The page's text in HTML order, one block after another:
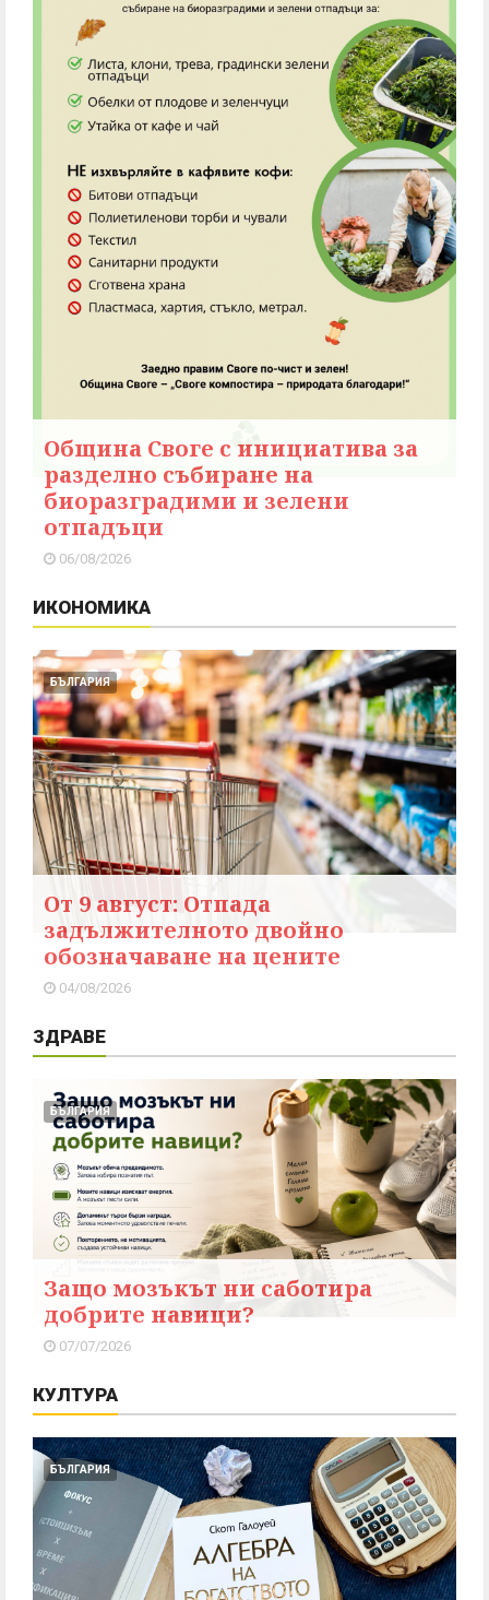
Община Своге с инициатива за
разделно събиране на
биоразградими и зелени
отпадъци
06/08/2026
ИКОНОМИКА
БЪЛГАРИЯ
От 9 август: Отпада
задължителното двойно
обозначаване на цените
04/08/2026
ЗДРАВЕ
БЪЛГАРИЯ
Защо мозъкът ни саботира
добрите навици?
07/07/2026
КУЛТУРА
БЪЛГАРИЯ